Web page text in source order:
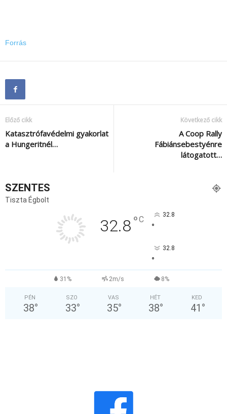
Forrás
Előző cikk
Katasztrófavédelmi gyakorlat
a Hungeritnél…
Következő cikk
A Coop Rally
Fábiánsebestyénre
látogatott…
SZENTES
Tiszta Égbolt
32.8°C 32.8
°
32.8
°
31% 2m/s 8%
PÉN
38°
SZO
33°
VAS
35°
HÉT
38°
KED
41 °